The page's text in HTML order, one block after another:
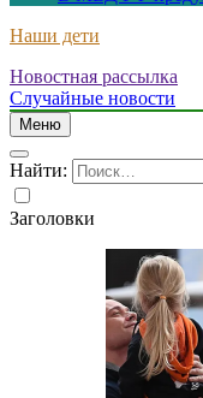
Наши дети
Новостная рассылка
Случайные новости
Меню
Найти:
Заголовки